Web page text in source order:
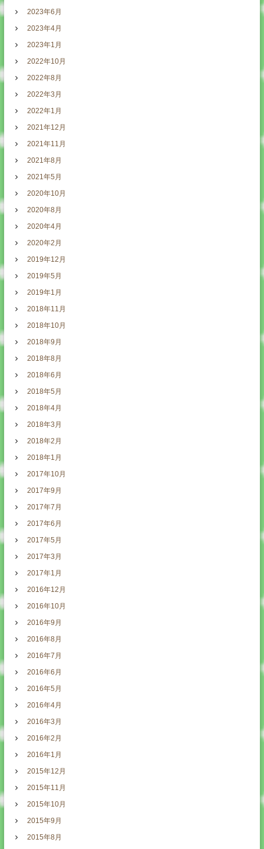
2023年6月
2023年4月
2023年1月
2022年10月
2022年8月
2022年3月
2022年1月
2021年12月
2021年11月
2021年8月
2021年5月
2020年10月
2020年8月
2020年4月
2020年2月
2019年12月
2019年5月
2019年1月
2018年11月
2018年10月
2018年9月
2018年8月
2018年6月
2018年5月
2018年4月
2018年3月
2018年2月
2018年1月
2017年10月
2017年9月
2017年7月
2017年6月
2017年5月
2017年3月
2017年1月
2016年12月
2016年10月
2016年9月
2016年8月
2016年7月
2016年6月
2016年5月
2016年4月
2016年3月
2016年2月
2016年1月
2015年12月
2015年11月
2015年10月
2015年9月
2015年8月